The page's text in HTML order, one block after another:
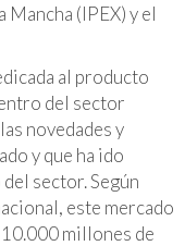
(IPEX) y el
al producto
del sector
novedades y
y que ha ido
sector. Según
este mercado
millones de